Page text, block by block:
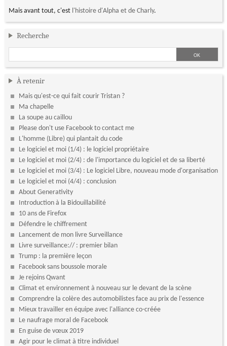
Mais avant tout, c'est l'histoire d'Alpha et de Charly.
Recherche
À retenir
Mais qu'est-ce qui fait courir Tristan ?
Ma chapelle
La soupe au caillou
Please don't use Facebook to contact me
L'homme (Libre) qui plantait du code
Le logiciel et moi (1/4) : le logiciel propriétaire
Le logiciel et moi (2/4) : de l'importance du logiciel et de sa liberté
Le logiciel et moi (3/4) : Le logiciel Libre, nouveau mode d'organisation
Le logiciel et moi (4/4) : conclusion
About Generativity
Introduction à la Bidouillabilité
10 ans de Firefox
Défendre le chiffrement
Lancement de mon livre Surveillance
Livre surveillance:// : premier bilan
Trump : la première leçon
Facebook sans boussole morale
Je rejoins Qwant
Climat et environnement à nouveau sur le devant de la scène
Comprendre la colère des automobilistes face au prix de l'essence
Mieux travailler en équipe avec l'alliance co-créée
Le naufrage moral de Facebook
En guise de vœux 2019
Agir pour le climat à titre individuel